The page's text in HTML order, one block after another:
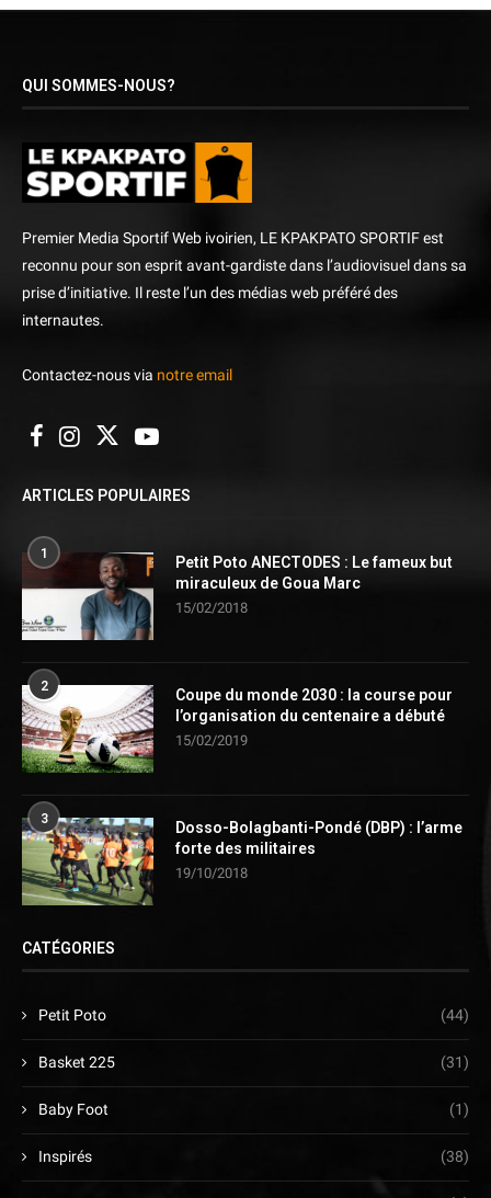
QUI SOMMES-NOUS?
Premier Media Sportif Web ivoirien, LE KPAKPATO SPORTIF est
reconnu pour son esprit avant-gardiste dans l’audiovisuel dans sa
prise d’initiative. Il reste l’un des médias web préféré des
internautes.
Contactez-nous via notre email
ARTICLES POPULAIRES
1
Petit Poto ANECTODES : Le fameux but
miraculeux de Goua Marc
15/02/2018
2
Coupe du monde 2030 : la course pour
l’organisation du centenaire a débuté
15/02/2019
3
Dosso-Bolagbanti-Pondé (DBP) : l’arme
forte des militaires
19/10/2018
CATÉGORIES
Petit Poto (44)
Basket 225 (31)
Baby Foot (1)
Inspirés (38)